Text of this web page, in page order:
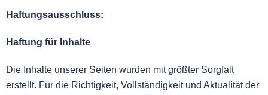
Haftungsausschluss:
Haftung für Inhalte
Die Inhalte unserer Seiten wurden mit größter Sorgfalt
erstellt. Für die Richtigkeit, Vollständigkeit und Aktualität der